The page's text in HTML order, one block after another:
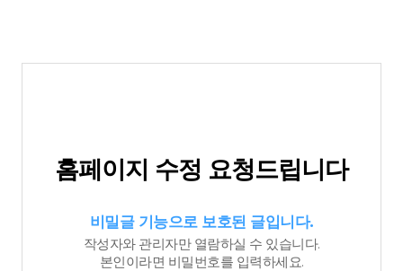
홈페이지 수정 요청드립니다
비밀글 기능으로 보호된 글입니다.
작성자와 관리자만 열람하실 수 있습니다.
본인이라면 비밀번호를 입력하세요.